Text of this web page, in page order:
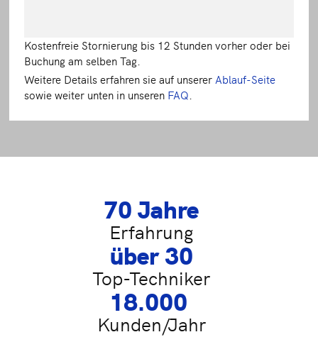
Kostenfreie Stornierung bis 12 Stunden vorher oder bei
Buchung am selben Tag.
Weitere Details erfahren sie auf unserer Ablauf-Seite
sowie weiter unten in unseren FAQ
Erfahrung
70 Jahre
Top-Techniker
über 30
Kunden/Jahr
18.000